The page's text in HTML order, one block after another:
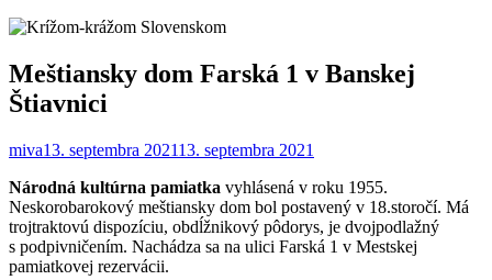
Meštiansky dom Farská 1 v Banskej
Štiavnici
miva13. septembra 202113. septembra 2021
Národná kultúrna pamiatka vyhlásená v roku 1955.
Neskorobarokový meštiansky dom bol postavený v 18.storočí. Má
trojtraktovú dispozíciu, obdĺžnikový pôdorys, je dvojpodlažný
s podpivničením. Nachádza sa na ulici Farská 1 v Mestskej
pamiatkovej rezervácii.